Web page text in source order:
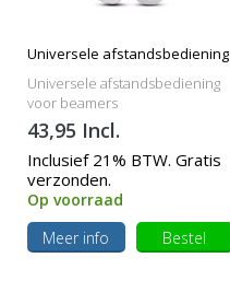
Universele afstandsbediening
Universele afstandsbediening
voor beamers
43,95 Incl.
Inclusief 21% BTW. Gratis
verzonden.
Op voorraad
Meer info
Bestel